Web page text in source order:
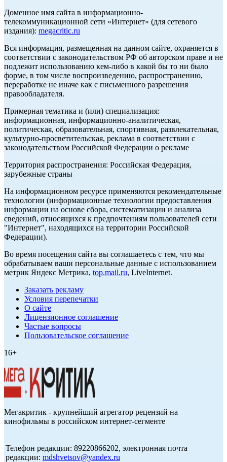
Доменное имя сайта в информационно-
телекоммуникационной сети «Интернет» (для сетевого
издания): megacritic.ru
Вся информация, размещенная на данном сайте, охраняется в
соответствии с законодательством РФ об авторском праве и не
подлежит использованию кем-либо в какой бы то ни было
форме, в том числе воспроизведению, распространению,
переработке не иначе как с письменного разрешения
правообладателя.
Примерная тематика и (или) специализация:
информационная, информационно-аналитическая,
политическая, образовательная, спортивная, развлекательная,
культурно-просветительская, реклама в соответствии с
законодательством Российской Федерации о рекламе
Территория распространения: Российская Федерация,
зарубежные страны
На информационном ресурсе применяются рекомендательные
технологии (информационные технологии предоставления
информации на основе сбора, систематизации и анализа
сведений, относящихся к предпочтениям пользователей сети
"Интернет", находящихся на территории Российской
Федерации).
Во время посещения сайта вы соглашаетесь с тем, что мы
обрабатываем ваши персональные данные с использованием
метрик Яндекс Метрика, top.mail.ru, LiveInternet.
Заказать рекламу
Условия перепечатки
О сайте
Лицензионное соглашение
Частые вопросы
Пользовательское соглашение
16+
Мегакритик - крупнейший агрегатор рецензий на
кинофильмы в российском интернет-сегменте
Телефон редакции: 89220866202, электронная почта
редакции: mdshvetsov@yandex.ru